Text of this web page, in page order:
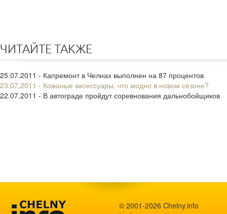
ЧИТАЙТЕ ТАКЖЕ
25.07.2011 - Капремонт в Челнах выполнен на 87 процентов
23.07.2011 - Кожаные аксессуары: что модно в новом сезоне?
22.07.2011 - В автограде пройдут соревнования дальнобойщиков
© 2001-2026 Chelny.info